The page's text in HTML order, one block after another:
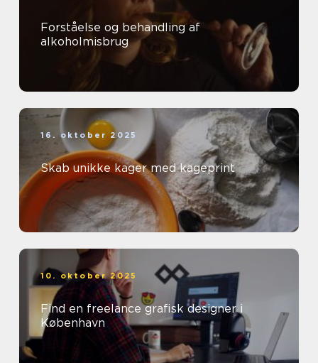
Forståelse og behandling af
alkoholmisbrug
16. oktober 2025
Skab unikke kager med kageprint
10. oktober 2025
Find en freelance grafisk designer i
København